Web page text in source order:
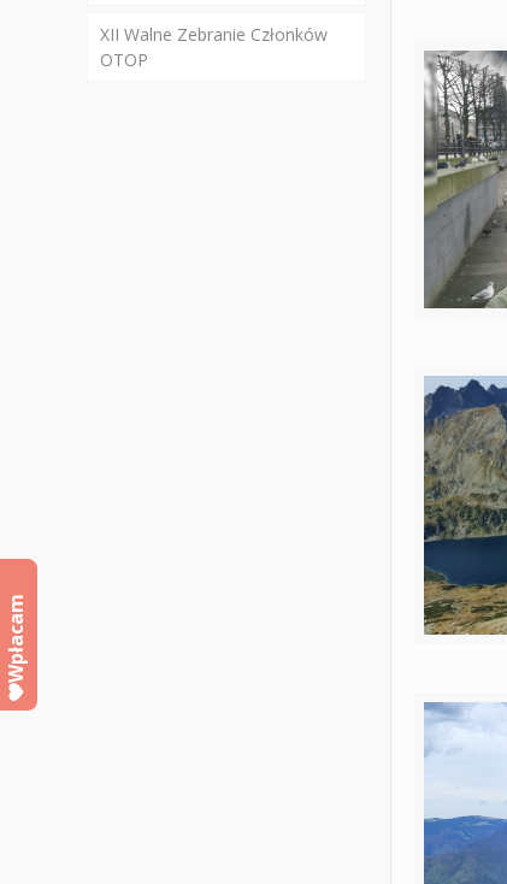
XII Walne Zebranie Członków
OTOP
Wpłacam